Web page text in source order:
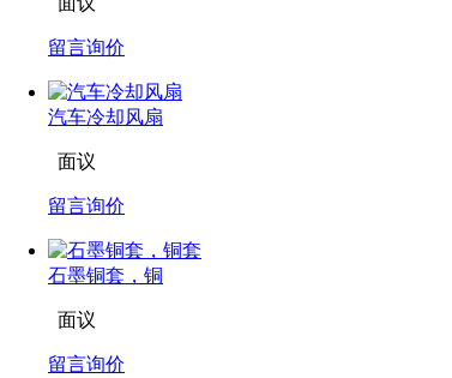
留言询价
汽车冷却风扇
面议
留言询价
石墨铜套，铜
面议
留言询价